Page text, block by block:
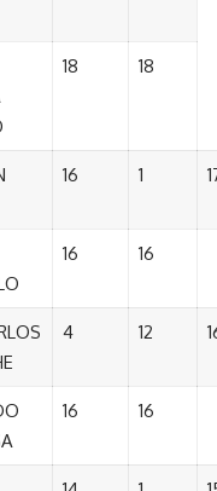
18 18
16 1
16 16
4 12
16 16